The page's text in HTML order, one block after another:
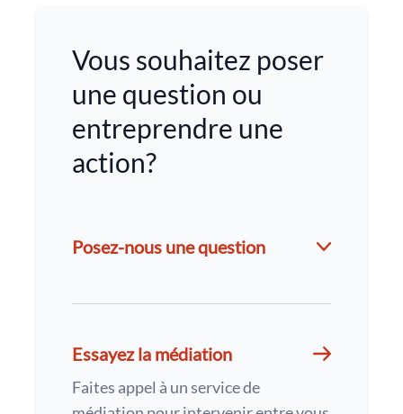
Vous souhaitez poser
une question ou
entreprendre une
action?
Posez-nous une question
Essayez la médiation
Faites appel à un service de